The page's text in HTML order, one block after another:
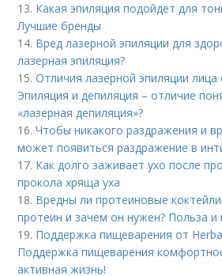
13. Какая эпиляция подойдет для
Лучшие бренды
14. Вред лазерной эпиляции для
лазерная эпиляция?
15.Отличия лазерной эпиляции лица
Эпиляция и депиляция – отличие
«лазерная депиляция»?
16.Чтобы никакого раздражения и
может появиться раздражение в
17. Как долго заживает ухо после
прокола хряща уха
18. Вредны ли протеиновые
протеин и зачем он нужен? Польза и
19. Поддержка пищеварения от
Поддержка пищеварения
активная жизнь!